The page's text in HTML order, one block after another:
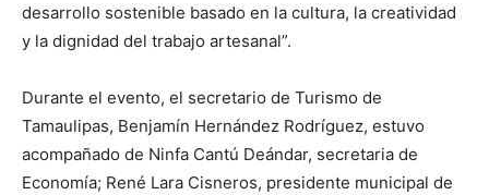
desarrollo sostenible basado en la cultura, la creatividad
y la dignidad del trabajo artesanal”.
Durante el evento, el secretario de Turismo de
Tamaulipas, Benjamín Hernández Rodríguez, estuvo
acompañado de Ninfa Cantú Deándar, secretaria de
Economía; René Lara Cisneros, presidente municipal de